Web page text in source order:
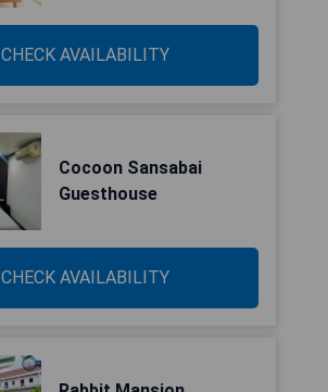
CHECK AVAILABILITY
Cocoon Sansabai
Guesthouse
CHECK AVAILABILITY